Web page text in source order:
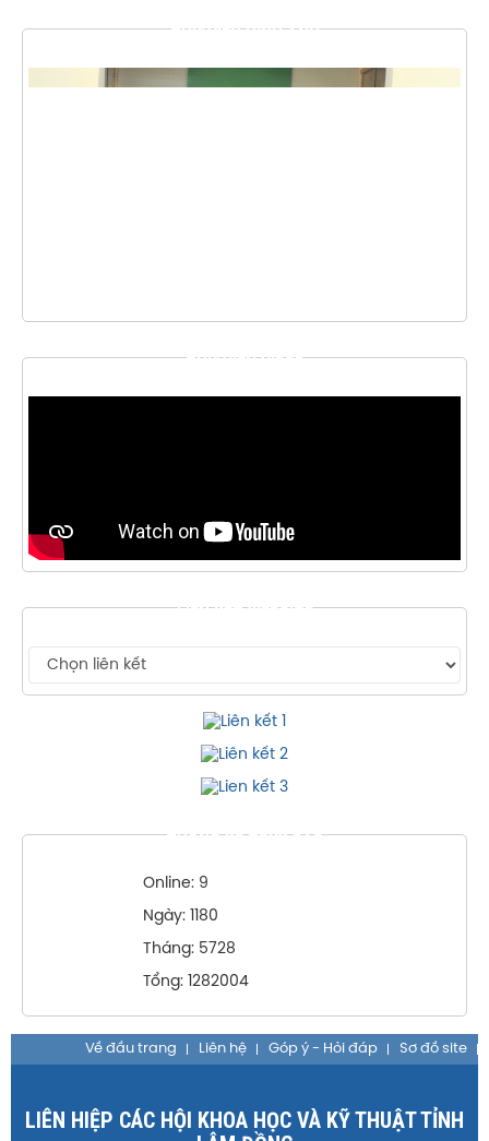
THƯ VIỆN HÌNH ẢNH
THƯ VIỆN VIDEO
LIÊN KẾT WEBSITE
THỐNG KÊ TRUY CẬP
Online: 9
Ngày: 1180
Tháng: 5728
Tổng: 1282004
Về đầu trang Liên hệ Góp ý - Hỏi đáp Sơ đồ site
LIÊN HIỆP CÁC HỘI KHOA HỌC VÀ KỸ THUẬT TỈNH